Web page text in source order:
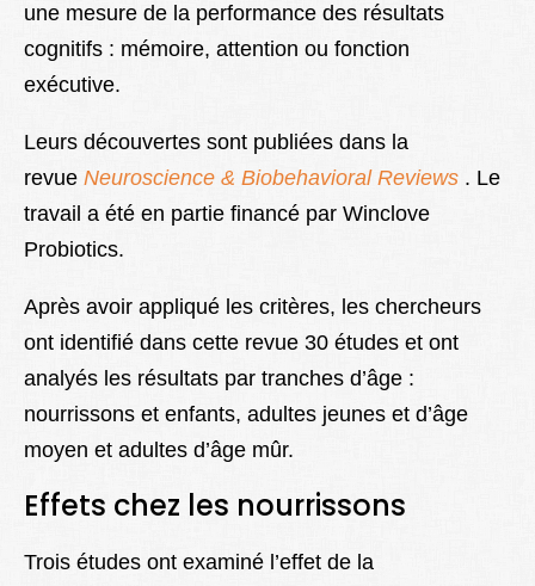
une mesure de la performance des résultats
cognitifs : mémoire, attention ou fonction
exécutive.
Leurs découvertes sont publiées dans la
revue Neuroscience & Biobehavioral Reviews . Le
travail a été en partie financé par Winclove
Probiotics.
Après avoir appliqué les critères, les chercheurs
ont identifié dans cette revue 30 études et ont
analyés les résultats par tranches d’âge :
nourrissons et enfants, adultes jeunes et d’âge
moyen et adultes d’âge mûr.
Effets chez les nourrissons
Trois études ont examiné l’effet de la